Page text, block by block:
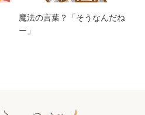
魔法の言葉？「そうなんだね
ー」